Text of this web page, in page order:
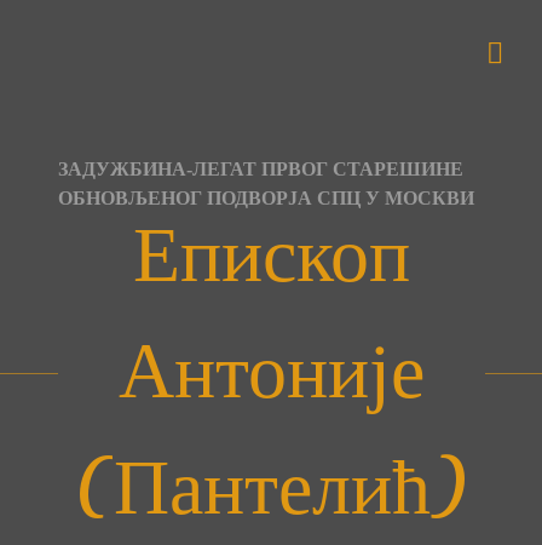
ЗАДУЖБИНА-ЛЕГАТ ПРВОГ СТАРЕШИНЕ
ОБНОВЉЕНОГ ПОДВОРЈА СПЦ У МОСКВИ
Епископ
Антоније
(Пантелић)